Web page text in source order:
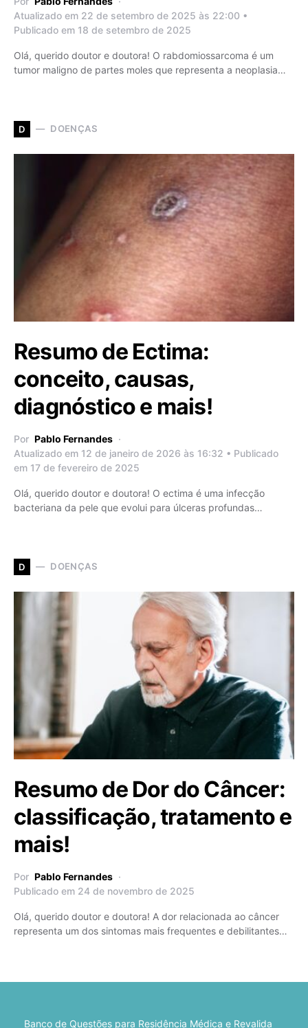
Atualizado em 22 de setembro de 2025 às 22:00 •
Publicado em 18 de setembro de 2025
Olá, querido doutor e doutora! O rabdomiossarcoma é um
tumor maligno de partes moles que representa a neoplasia…
D DOENÇAS
Resumo de Ectima:
conceito, causas,
diagnóstico e mais!
Por Pablo Fernandes
Atualizado em 12 de janeiro de 2026 às 16:32 • Publicado
em 17 de fevereiro de 2025
Olá, querido doutor e doutora! O ectima é uma infecção
bacteriana da pele que evolui para úlceras profundas…
D DOENÇAS
Resumo de Dor do Câncer:
classificação, tratamento e
mais!
Por Pablo Fernandes
Publicado em 24 de novembro de 2025
Olá, querido doutor e doutora! A dor relacionada ao câncer
representa um dos sintomas mais frequentes e debilitantes…
Banco de Questões para Residência Médica e Revalida